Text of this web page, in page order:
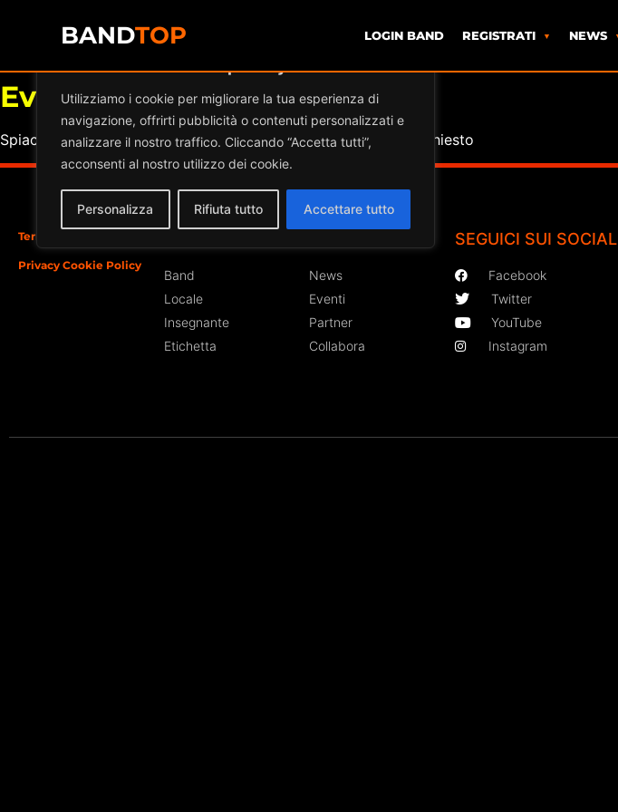
Utilizziamo i cookie per migliorare la tua esperienza di
navigazione, offrirti pubblicità o contenuti personalizzati e
analizzare il nostro traffico. Cliccando “Accetta tutti”,
acconsenti al nostro utilizzo dei cookie.
Personalizza Rifiuta tutto Accettare tutto
BANDTOP LOGIN BAND REGISTRATI NEWS
Eventi aLA SOSTERIA
Spiacente, ma nessun risultato è stato trovato per l'archivio richiesto
Termini e Condizioni
Privacy Cookie Policy
Band
Locale
Insegnante
Etichetta
News
Eventi
Partner
Collabora
SEGUICI SUI SOCIAL
Facebook
Twitter
YouTube
Instagram